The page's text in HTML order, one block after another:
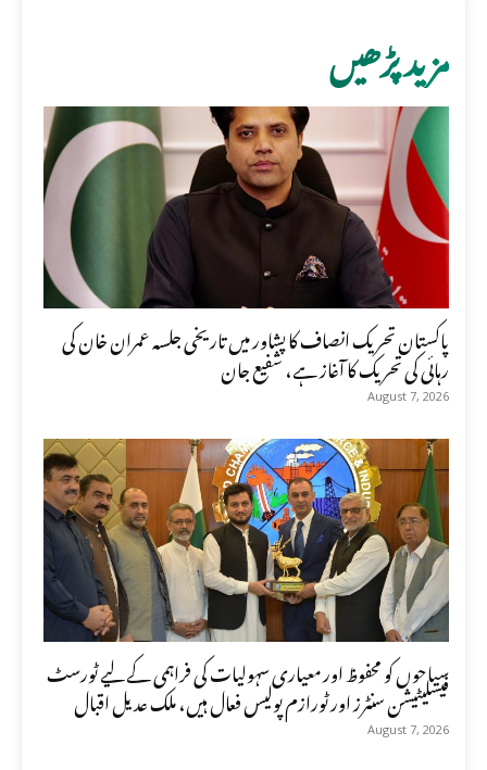
مزید پڑھیں
پاکستان تحریک انصاف کا پشاور میں تاریخی جلسہ عمران خان کی
رہائی کی تحریک کا آغاز ہے، شفیع جان
August 7, 2026
سیاحوں کو محفوظ اور معیاری سہولیات کی فراہمی کے لیے ٹورسٹ
فیسلیٹیشن سنٹرز اور ٹورازم پولیس فعال ہیں، ملک عدیل اقبال
August 7, 2026